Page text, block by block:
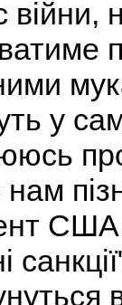
війни,
у
нам
США